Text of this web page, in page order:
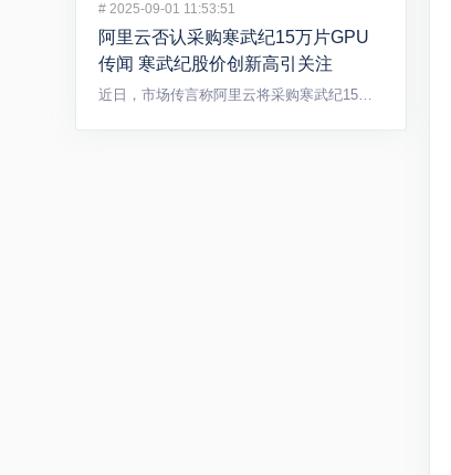
# 2025-09-01 11:53:51
阿里云否认采购寒武纪15万片GPU
传闻 寒武纪股价创新高引关注
近日，市场传言称阿里云将采购寒武纪15万片GPU，引发广泛关...